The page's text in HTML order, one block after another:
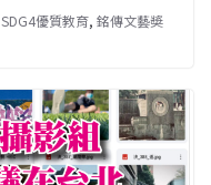
SDG4優質教育, 銘傳文藝奬